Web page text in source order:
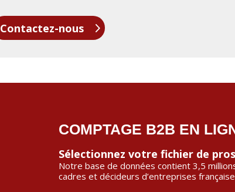
Contactez-nous
COMPTAGE B2B EN
Sélectionnez votre fichier de
Notre base de données contient 3,5
cadres et décideurs d’entreprises